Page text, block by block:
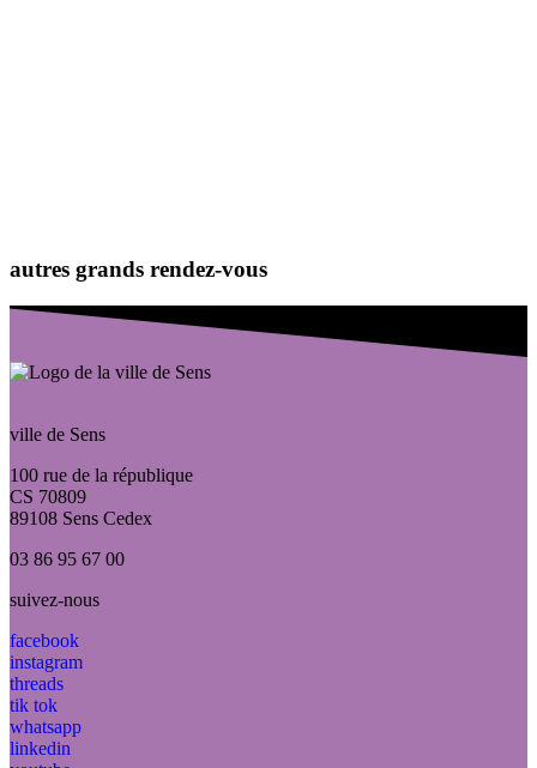
autres grands rendez-vous
ville de Sens
100 rue de la république
CS 70809
89108 Sens Cedex
03 86 95 67 00
suivez-nous
facebook
instagram
threads
tik tok
whatsapp
linkedin